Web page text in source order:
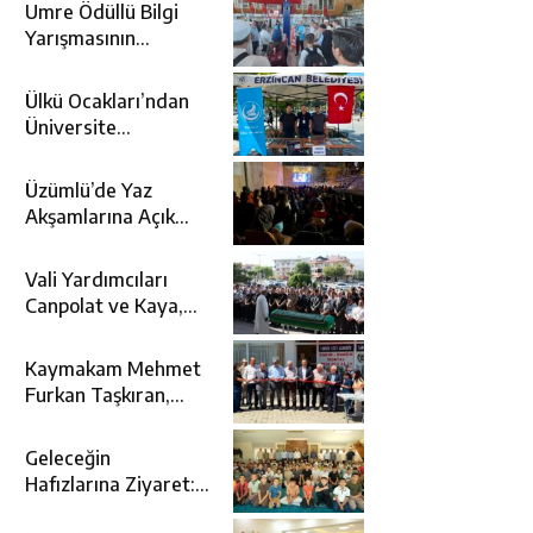
Umre Ödüllü Bilgi
Yarışmasının
Topraklara
Uğurlandı
Ülkü Ocakları’ndan
Üniversite
Desteği
Üzümlü’de Yaz
Akşamlarına Açık
Kattı
Vali Yardımcıları
Canpolat ve Kaya,
Cenaze Törenine
Katıldı
Kaymakam Mehmet
Furkan Taşkıran,
Açılışına Katıldı
Geleceğin
Hafızlarına Ziyaret: